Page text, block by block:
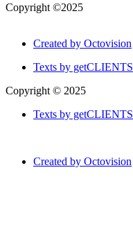
Copyright ©2025
Created by Octovision
Texts by getCLIENTS
Copyright © 2025
Texts by getCLIENTS
Created by Octovision